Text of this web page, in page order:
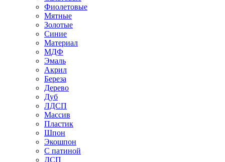
Фиолетовые
Мятные
Золотые
Синие
Материал
МДФ
Эмаль
Акрил
Береза
Дерево
Дуб
ЛДСП
Массив
Пластик
Шпон
Экошпон
С патиной
ДСП